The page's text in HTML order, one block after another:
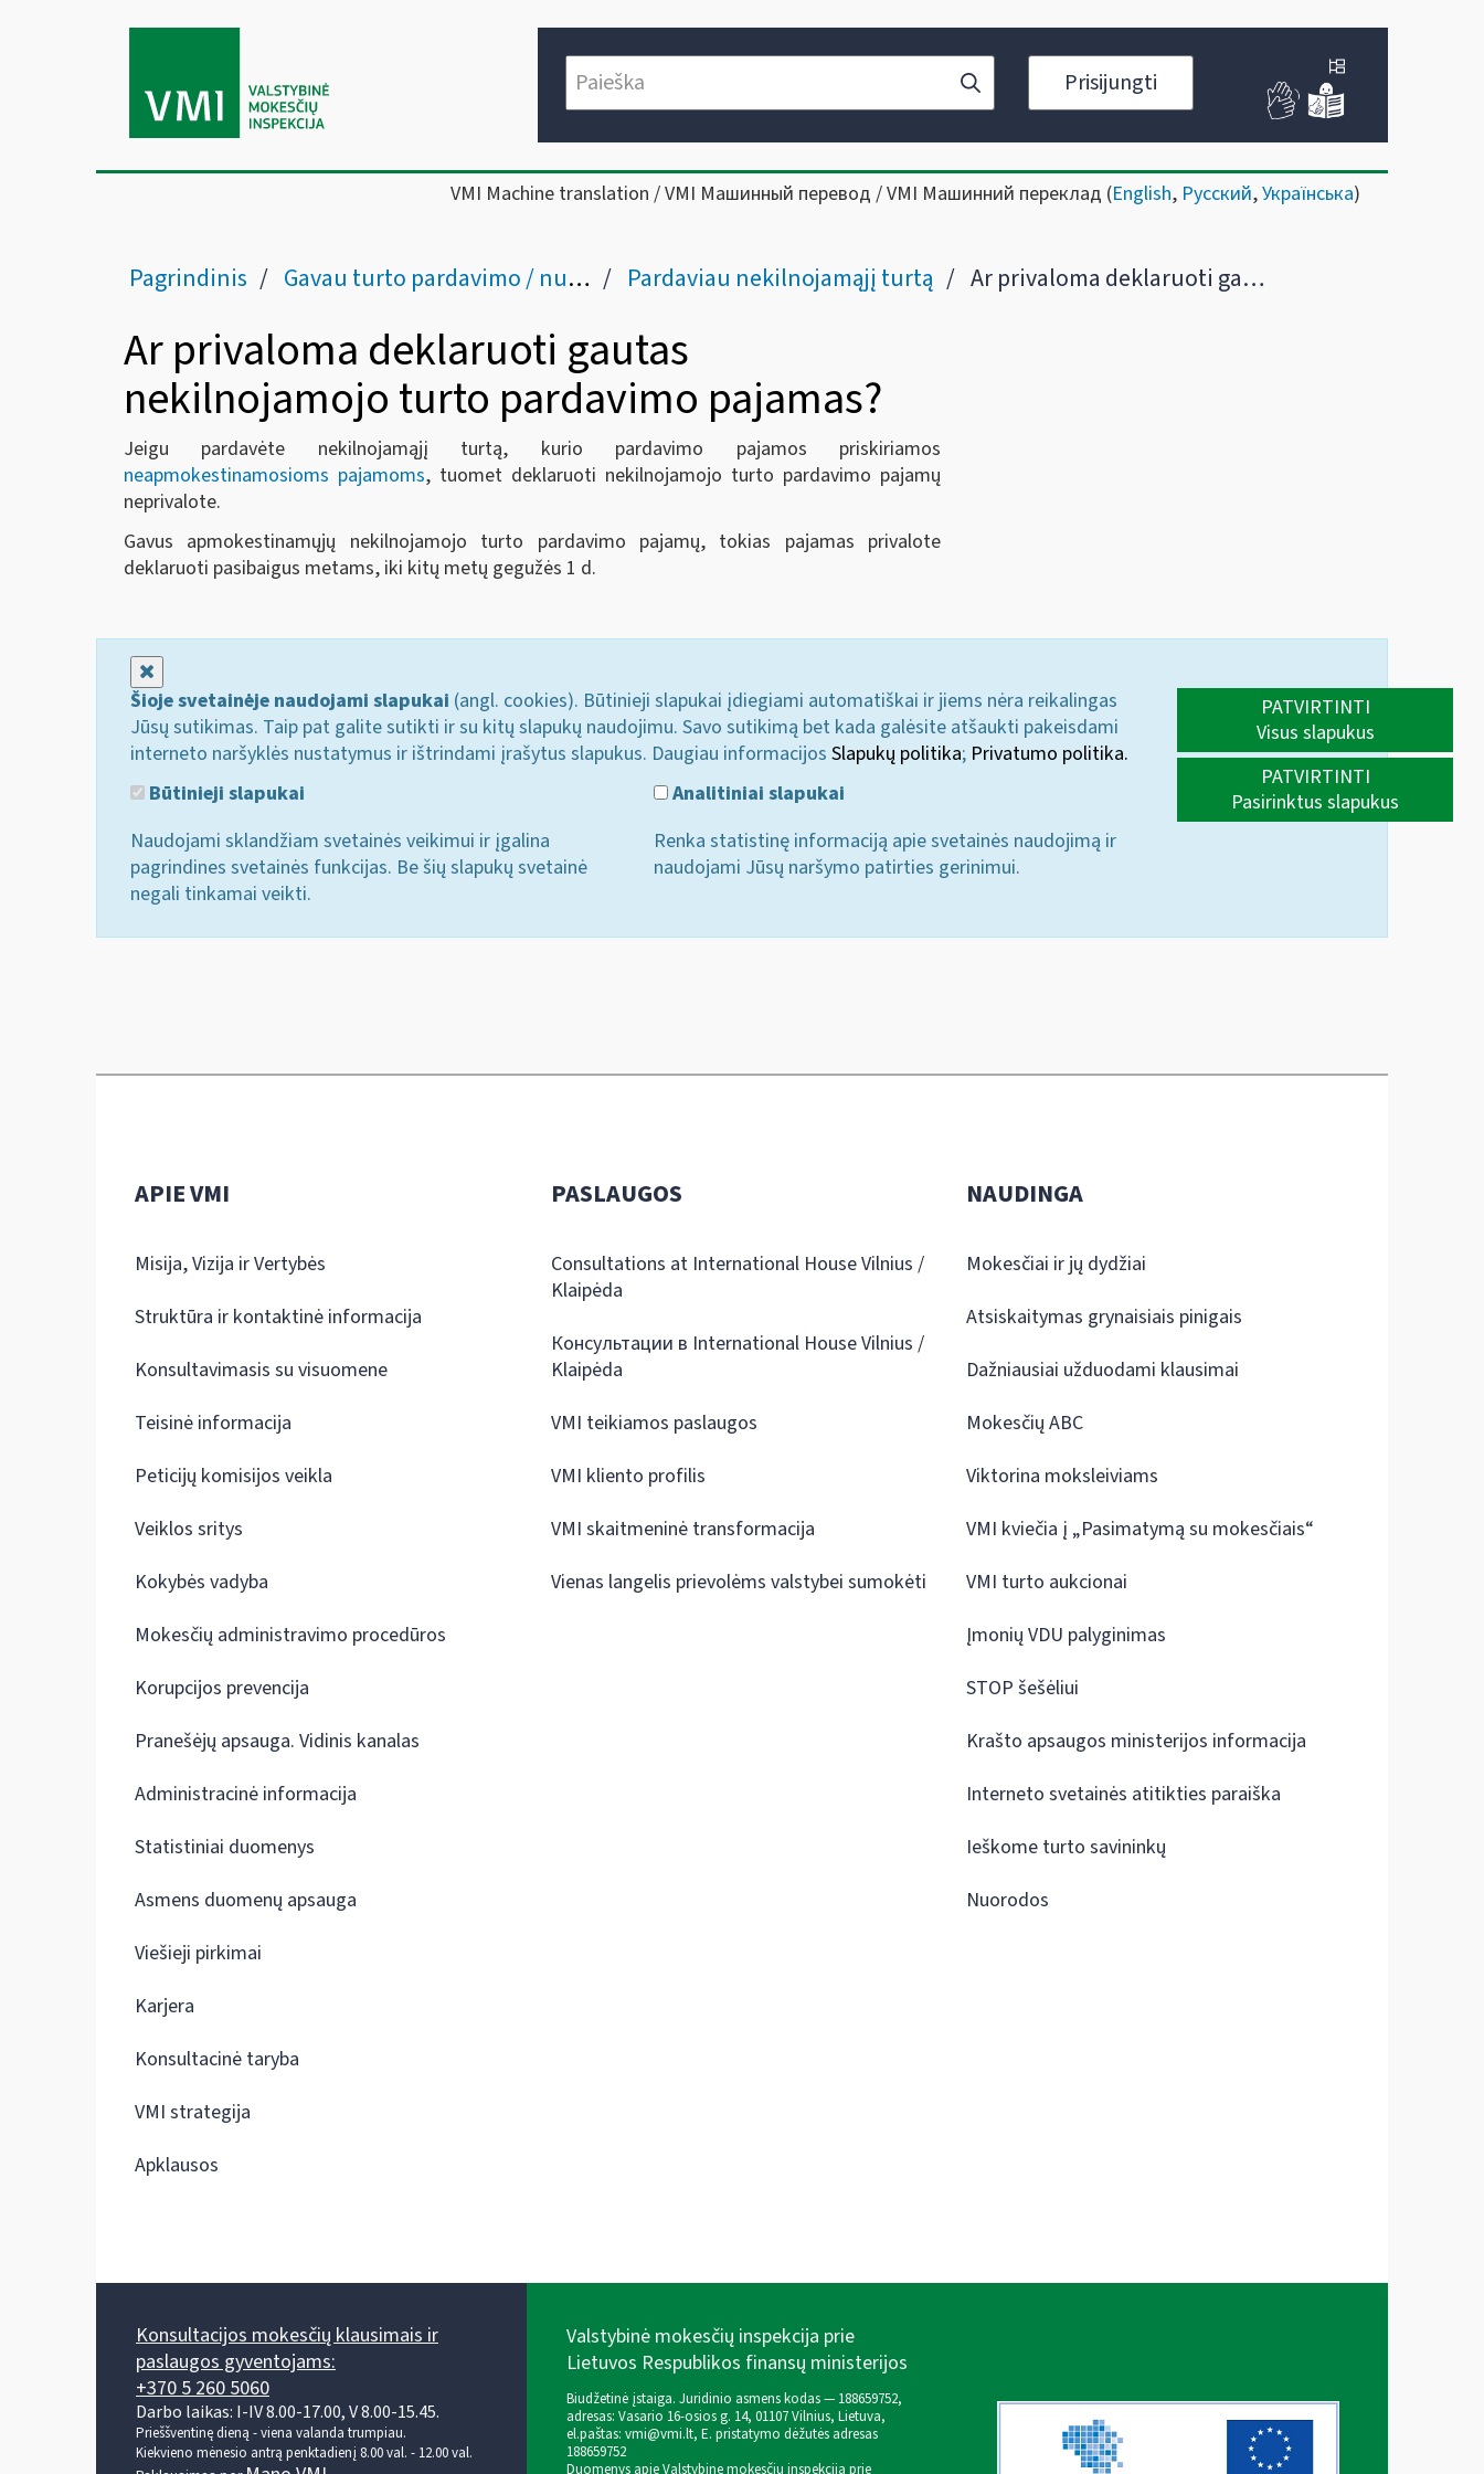
Prisijungti
VMI Machine translation / VMI Машинный перевод / VMI Машинний переклад (English, Русский,Українська)
Pagrindinis Gavau turto pardavimo / nuomos pajamų Pardaviau nekilnojamąjį turtą Ar privaloma deklaruoti gautas nekilnojamojo turto pardavimo pajamas?
Ar privaloma deklaruoti gautas
nekilnojamojo turto pardavimo pajamas?
Jeigu pardavėte nekilnojamąjį turtą, kurio pardavimo pajamos priskiriamos
neapmokestinamosioms pajamoms, tuomet deklaruoti nekilnojamojo turto pardavimo pajamų
neprivalote.
Gavus apmokestinamųjų nekilnojamojo turto pardavimo pajamų, tokias pajamas privalote
deklaruoti pasibaigus metams, iki kitų metų gegužės 1 d.
Šioje svetainėje naudojami slapukai (angl. cookies). Būtinieji slapukai įdiegiami automatiškai ir jiems nėra reikalingas
Jūsų sutikimas. Taip pat galite sutikti ir su kitų slapukų naudojimu. Savo sutikimą bet kada galėsite atšaukti pakeisdami
interneto naršyklės nustatymus ir ištrindami įrašytus slapukus. Daugiau informacijos Slapukų politika; Privatumo politika.
Būtinieji slapukai
Naudojami sklandžiam svetainės veikimui ir įgalina
pagrindines svetainės funkcijas. Be šių slapukų svetainė
negali tinkamai veikti.
Analitiniai slapukai
Renka statistinę informaciją apie svetainės naudojimą ir
naudojami Jūsų naršymo patirties gerinimui.
PATVIRTINTI
Visus slapukus
PATVIRTINTI
Pasirinktus slapukus
APIE VMI
Misija, Vizija ir Vertybės
Struktūra ir kontaktinė informacija
Konsultavimasis su visuomene
Teisinė informacija
Peticijų komisijos veikla
Veiklos sritys
Kokybės vadyba
Mokesčių administravimo procedūros
Korupcijos prevencija
Pranešėjų apsauga. Vidinis kanalas
Administracinė informacija
Statistiniai duomenys
Asmens duomenų apsauga
Viešieji pirkimai
Karjera
Konsultacinė taryba
VMI strategija
Apklausos
PASLAUGOS
Consultations at International House Vilnius /
Klaipėda
Консультации в International House Vilnius /
Klaipėda
VMI teikiamos paslaugos
VMI kliento profilis
VMI skaitmeninė transformacija
Vienas langelis prievolėms valstybei sumokėti
NAUDINGA
Mokesčiai ir jų dydžiai
Atsiskaitymas grynaisiais pinigais
Dažniausiai užduodami klausimai
Mokesčių ABC
Viktorina moksleiviams
VMI kviečia į „Pasimatymą su mokesčiais“
VMI turto aukcionai
Įmonių VDU palyginimas
STOP šešėliui
Krašto apsaugos ministerijos informacija
Interneto svetainės atitikties paraiška
Ieškome turto savininkų
Nuorodos
Konsultacijos mokesčių klausimais ir
paslaugos gyventojams:
+370 5 260 5060
Darbo laikas: I-IV 8.00-17.00, V 8.00-15.45.
Prieššventinę dieną - viena valanda trumpiau.
Kiekvieno mėnesio antrą penktadienį 8.00 val. - 12.00 val.
Valstybinė mokesčių inspekcija prie
Lietuvos Respublikos finansų ministerijos
Biudžetinė įstaiga. Juridinio asmens kodas — 188659752,
adresas: Vasario 16-osios g. 14, 01107 Vilnius, Lietuva,
el.paštas: vmi@vmi.lt, E. pristatymo dėžutės adresas
188659752
Duomenys apie Valstybinę mokesčių inspekciją prie